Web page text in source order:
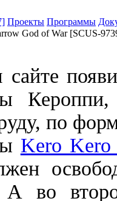
Проекты Программы
God of War [SCUS-
по
Kero Kero
А во